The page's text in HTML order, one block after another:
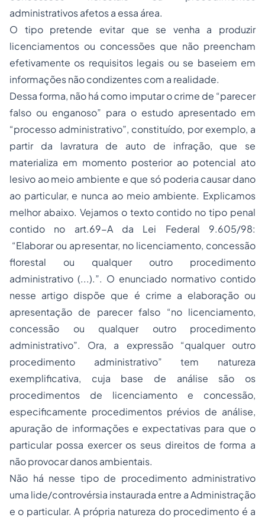
administrativos afetos a essa área.
O tipo pretende evitar que se venha a produzir
licenciamentos ou concessões que não preencham
efetivamente os requisitos legais ou se baseiem em
informações não condizentes com a realidade.
Dessa forma, não há como imputar o crime de “parecer
falso ou enganoso” para o estudo apresentado em
“processo administrativo”, constituído, por exemplo, a
partir da lavratura de auto de infração, que se
materializa em momento posterior ao potencial ato
lesivo ao meio ambiente e que só poderia causar dano
ao particular, e nunca ao meio ambiente. Explicamos
melhor abaixo. Vejamos o texto contido no tipo penal
contido no art.69-A da Lei Federal 9.605/98:
“Elaborar ou apresentar, no licenciamento, concessão
florestal ou qualquer outro procedimento
administrativo (...).”. O enunciado normativo contido
nesse artigo dispõe que é crime a elaboração ou
apresentação de parecer falso “no licenciamento,
concessão ou qualquer outro procedimento
administrativo”. Ora, a expressão “qualquer outro
procedimento administrativo” tem natureza
exemplificativa, cuja base de análise são os
procedimentos de licenciamento e concessão,
especificamente procedimentos prévios de análise,
apuração de informações e expectativas para que o
particular possa exercer os seus direitos de forma a
não provocar danos ambientais.
Não há nesse tipo de procedimento administrativo
uma lide/controvérsia instaurada entre a Administração
e o particular. A própria natureza do procedimento é a